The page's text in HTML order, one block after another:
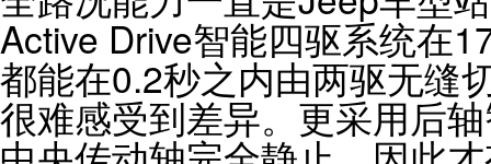
Active Drive智能四驱系统在
都能在0.2秒之内由两驱无缝
很难感受到差异。更采用后